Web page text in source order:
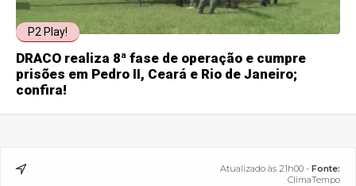
P2 Play!
DRACO realiza 8ª fase de operação e cumpre
prisões em Pedro II, Ceará e Rio de Janeiro;
confira!
Atualizado às 21h00 - Fonte:
ClimaTempo